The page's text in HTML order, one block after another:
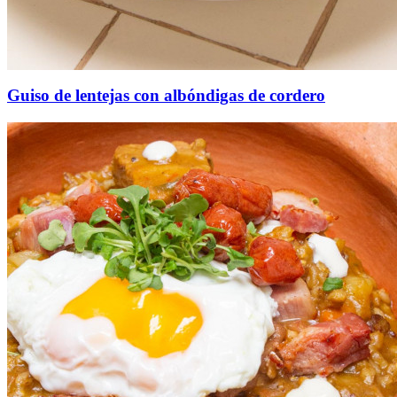
Guiso de lentejas con albóndigas de cordero